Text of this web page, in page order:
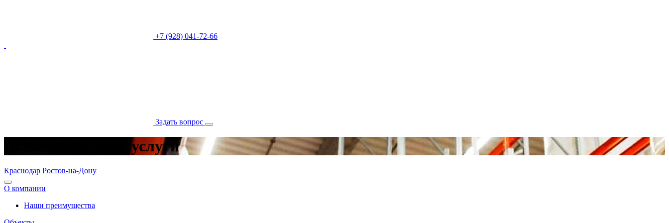
+7 (928) 041-72-66
Задать вопрос
Дополнительные услуги
Краснодар Ростов-на-Дону
О компании
Наши преимущества